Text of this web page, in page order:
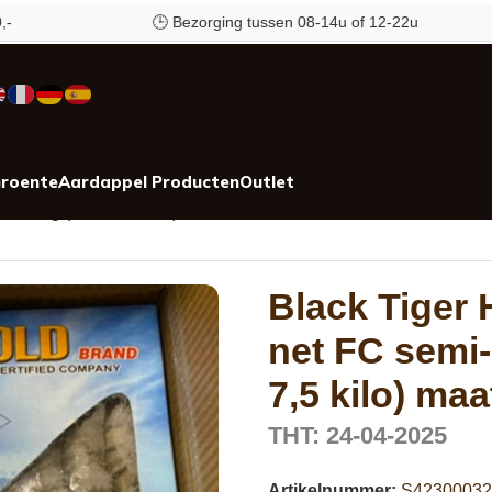
🕒 Bezorging tussen 08-14u of 12-22u
Aardappel ProductenOutlet
Black Tiger
net FC
7,5 kilo)
THT: 24-04-2025